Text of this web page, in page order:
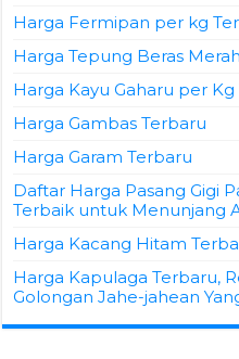
Harga Fermipan per kg
Harga Tepung Beras
Harga Kayu Gaharu per
Harga Gambas Terbaru
Harga Garam Terbaru
Daftar Harga Pasang Gigi
Terbaik untuk Menunjang
Harga Kacang Hitam
Harga Kapulaga Terbaru,
Golongan Jahe-jahean